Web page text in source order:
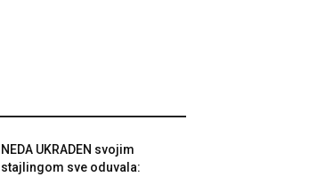
NEDA UKRADEN svojim
stajlingom sve oduvala: